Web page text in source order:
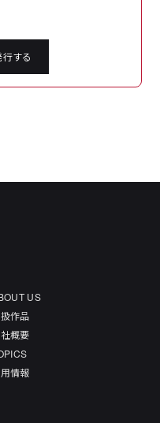
する
US
作品
概要
情報